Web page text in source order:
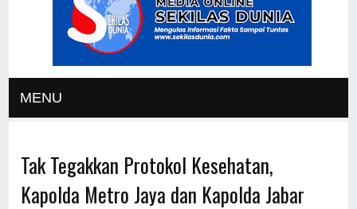
MENU
Tak Tegakkan Protokol Kesehatan,
Kapolda Metro Jaya dan Kapolda Jabar